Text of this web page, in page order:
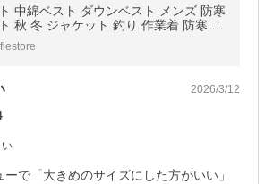
中綿ベスト ダウンベスト メンズ 防寒
秋 冬 ジャケット 釣り 作業着 防寒 軽
ビジネス アウター カジュアル 前開
2026/3/12
い
ーで「大きめのサイズにした方がいい」